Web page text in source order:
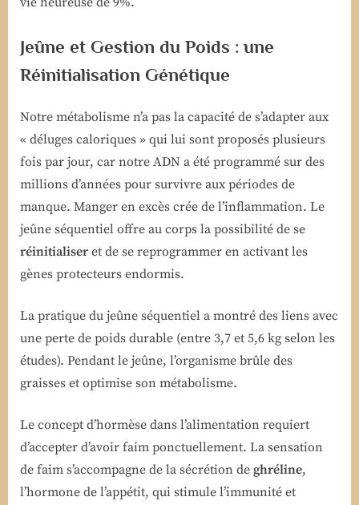
Jeûne et Gestion du Poids : une
Réinitialisation Génétique
Notre métabolisme n’a pas la capacité de s’adapter aux
« déluges caloriques » qui lui sont proposés plusieurs
fois par jour, car notre ADN a été programmé sur des
millions d’années pour survivre aux périodes de
manque. Manger en excès crée de l’inflammation. Le
jeûne séquentiel offre au corps la possibilité de se
réinitialiser et de se reprogrammer en activant les
gènes protecteurs endormis.
La pratique du jeûne séquentiel a montré des liens avec
une perte de poids durable (entre 3,7 et 5,6 kg selon les
études). Pendant le jeûne, l’organisme brûle des
graisses et optimise son métabolisme.
Le concept d’hormèse dans l’alimentation requiert
d’accepter d’avoir faim ponctuellement. La sensation
de faim s’accompagne de la sécrétion de ghréline,
l’hormone de l’appétit, qui stimule l’immunité et